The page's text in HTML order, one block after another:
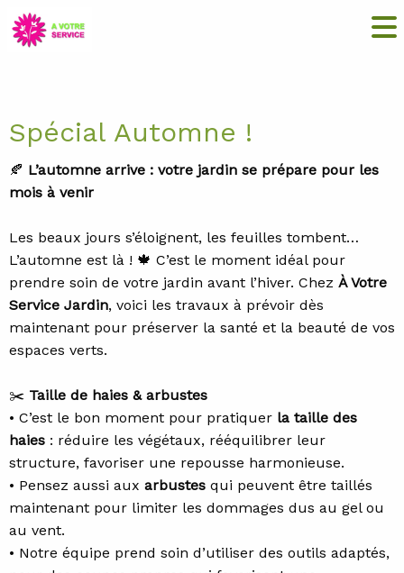
Spécial Automne !
🍂 L’automne arrive : votre jardin se prépare pour les
mois à venir
Les beaux jours s’éloignent, les feuilles tombent…
L’automne est là ! 🍁 C’est le moment idéal pour
prendre soin de votre jardin avant l’hiver. Chez À Votre
Service Jardin, voici les travaux à prévoir dès
maintenant pour préserver la santé et la beauté de vos
espaces verts.
✂️ Taille de haies & arbustes
• C’est le bon moment pour pratiquer la taille des
haies : réduire les végétaux, rééquilibrer leur
structure, favoriser une repousse harmonieuse.
• Pensez aussi aux arbustes qui peuvent être taillés
maintenant pour limiter les dommages dus au gel ou
au vent.
• Notre équipe prend soin d’utiliser des outils adaptés,